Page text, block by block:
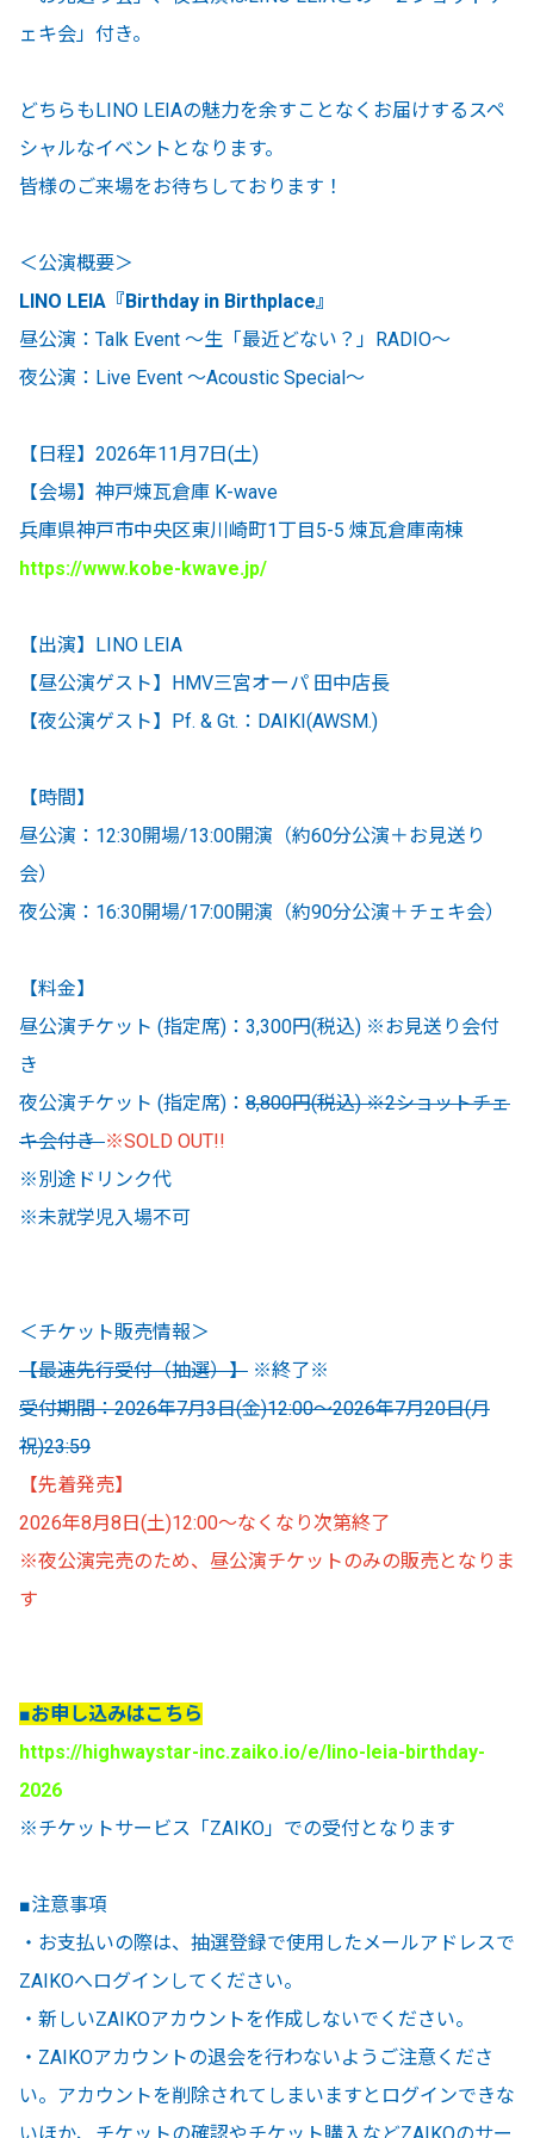
ェキ会」付き。
どちらもLINO LEIAの魅力を余すことなくお届けするスペ
シャルなイベントとなります。
皆様のご来場をお待ちしております！
＜公演概要＞
LINO LEIA 『Birthday in Birthplace』
昼公演：Talk Event 〜生「最近どない？」RADIO〜
夜公演：Live Event 〜Acoustic Special〜
【日程】2026年11月7日(土)
【会場】神戸煉瓦倉庫 K-wave
兵庫県神戸市中央区東川崎町1丁目5-5 煉瓦倉庫南棟
https://www.kobe-kwave.jp/
【出演】LINO LEIA
【昼公演ゲスト】HMV三宮オーパ 田中店長
【夜公演ゲスト】Pf. & Gt.：DAIKI(AWSM.)
【時間】
昼公演：12:30開場/13:00開演（約60分公演＋お見送り
会）
夜公演：16:30開場/17:00開演（約90分公演＋チェキ会）
【料金】
昼公演チケット (指定席)：3,300円(税込) ※お見送り会付
き
夜公演チケット (指定席)： 8,800円(税込) ※2ショットチェ
キ会付き※SOLD OUT!!
※別途ドリンク代
※未就学児入場不可
＜チケット販売情報＞
【最速先行受付（抽選）】 ※終了※
受付期間：2026年7⽉3⽇(金)12:00～2026年7⽉20⽇(月
祝)23:59
【先着発売】
2026年8月8日(土)12:00〜なくなり次第終了
※夜公演完売のため、昼公演チケットのみの販売となりま
す
■お申し込みはこちら
https://highwaystar-inc.zaiko.io/e/lino-leia-birthday-
2026
※チケットサービス「ZAIKO」での受付となります
■注意事項
・お支払いの際は、抽選登録で使用したメールアドレスで
ZAIKOへログインしてください。
・新しいZAIKOアカウントを作成しないでください。
・ZAIKOアカウントの退会を行わないようご注意くださ
い。アカウントを削除されてしまいますとログインできな